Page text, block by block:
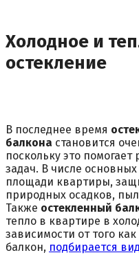
Холодное и
остекление
В последнее время
балкона становится
поскольку это
задач. В числе
площади квартиры,
природных осадков,
Также остекленный
тепло в квартире в
зависимости от того
балкон, подбирается